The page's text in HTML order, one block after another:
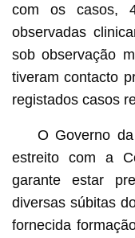
com os casos,
observadas
sob observação
tiveram contacto
registados casos
O Governo
estreito com a
garante estar
diversas súbitas
fornecida